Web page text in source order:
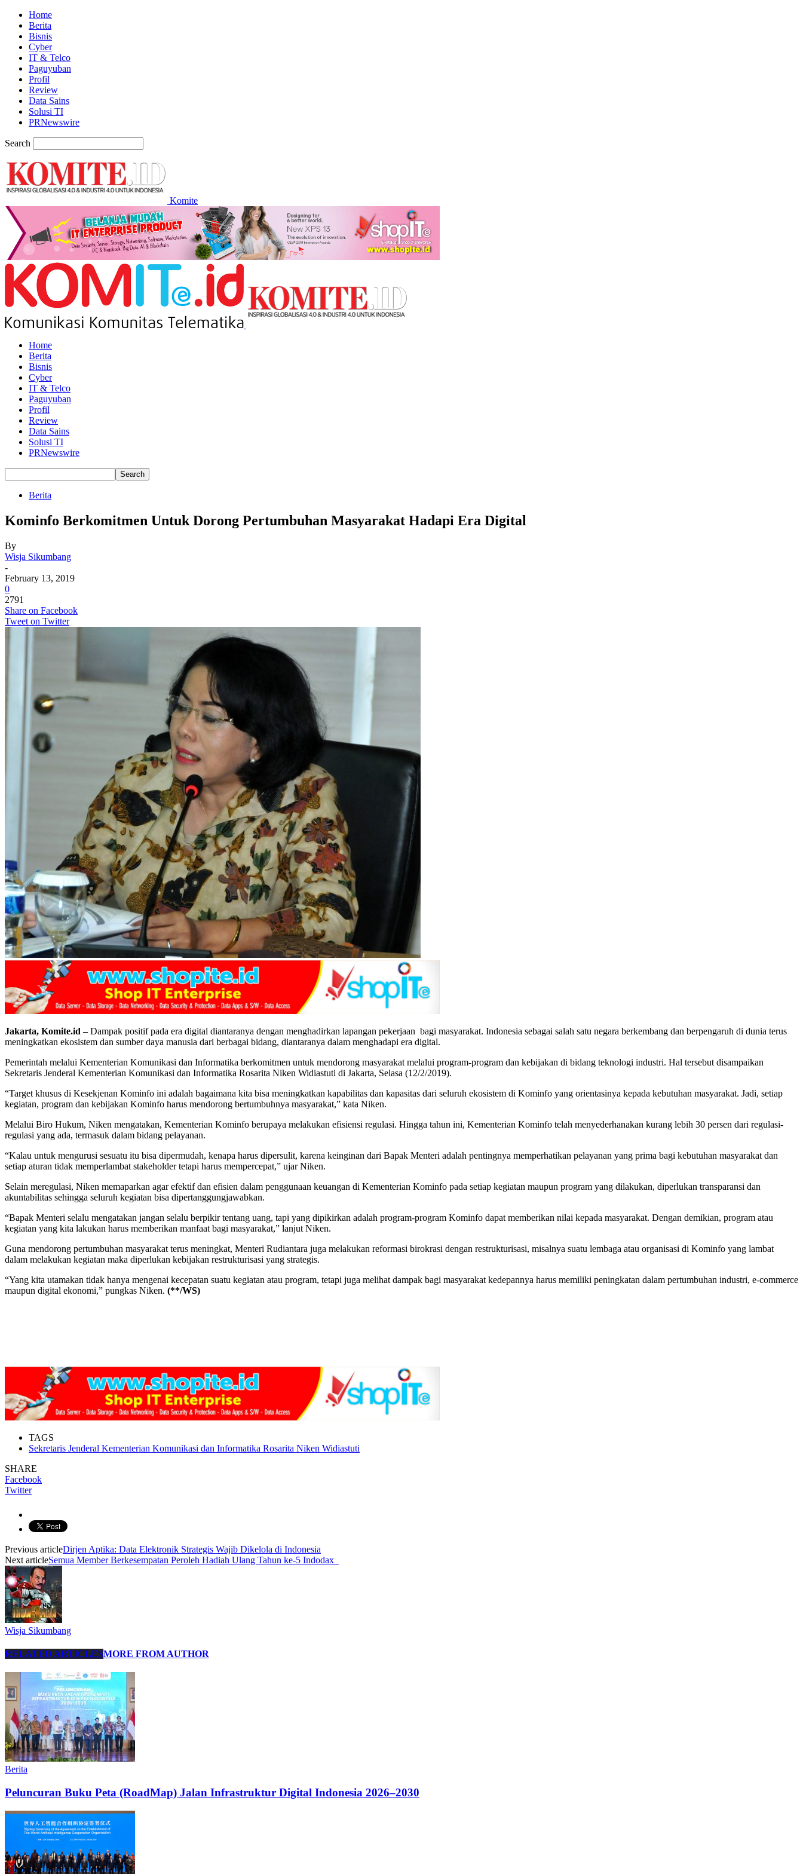
Home
Berita
Bisnis
Cyber
IT & Telco
Paguyuban
Profil
Review
Data Sains
Solusi TI
PRNewswire
Search
Komite
Home
Berita
Bisnis
Cyber
IT & Telco
Paguyuban
Profil
Review
Data Sains
Solusi TI
PRNewswire
Berita
Kominfo Berkomitmen Untuk Dorong Pertumbuhan Masyarakat Hadapi Era Digital
By
Wisja Sikumbang
-
February 13, 2019
0
2791
Share on Facebook
Tweet on Twitter
Jakarta, Komite.id –Dampak positif pada era digital diantaranya dengan menghadirkan lapangan pekerjaan bagi masyarakat. Indonesia sebagai salah satu negara berkembang dan berpengaruh di dunia terus
meningkatkan ekosistem dan sumber daya manusia dari berbagai bidang, diantaranya dalam menghadapi era digital.
Pemerintah melalui Kementerian Komunikasi dan Informatika berkomitmen untuk mendorong masyarakat melalui program-program dan kebijakan di bidang teknologi industri. Hal tersebut disampaikan
Sekretaris Jenderal Kementerian Komunikasi dan Informatika Rosarita Niken Widiastuti di Jakarta, Selasa (12/2/2019).
“Target khusus di Kesekjenan Kominfo ini adalah bagaimana kita bisa meningkatkan kapabilitas dan kapasitas dari seluruh ekosistem di Kominfo yang orientasinya kepada kebutuhan masyarakat. Jadi, setiap
kegiatan, program dan kebijakan Kominfo harus mendorong bertumbuhnya masyarakat,” kata Niken.
Melalui Biro Hukum, Niken mengatakan, Kementerian Kominfo berupaya melakukan efisiensi regulasi. Hingga tahun ini, Kementerian Kominfo telah menyederhanakan kurang lebih 30 persen dari regulasi-
regulasi yang ada, termasuk dalam bidang pelayanan.
“Kalau untuk mengurusi sesuatu itu bisa dipermudah, kenapa harus dipersulit, karena keinginan dari Bapak Menteri adalah pentingnya memperhatikan pelayanan yang prima bagi kebutuhan masyarakat dan
setiap aturan tidak memperlambat stakeholder tetapi harus mempercepat,” ujar Niken.
Selain meregulasi, Niken memaparkan agar efektif dan efisien dalam penggunaan keuangan di Kementerian Kominfo pada setiap kegiatan maupun program yang dilakukan, diperlukan transparansi dan
akuntabilitas sehingga seluruh kegiatan bisa dipertanggungjawabkan.
“Bapak Menteri selalu mengatakan jangan selalu berpikir tentang uang, tapi yang dipikirkan adalah program-program Kominfo dapat memberikan nilai kepada masyarakat. Dengan demikian, program atau
kegiatan yang kita lakukan harus memberikan manfaat bagi masyarakat,” lanjut Niken.
Guna mendorong pertumbuhan masyarakat terus meningkat, Menteri Rudiantara juga melakukan reformasi birokrasi dengan restrukturisasi, misalnya suatu lembaga atau organisasi di Kominfo yang lambat
dalam melakukan kegiatan maka diperlukan kebijakan restrukturisasi yang strategis.
“Yang kita utamakan tidak hanya mengenai kecepatan suatu kegiatan atau program, tetapi juga melihat dampak bagi masyarakat kedepannya harus memiliki peningkatan dalam pertumbuhan industri, e-commerce
maupun digital ekonomi,” pungkas Niken. (**/WS)
TAGS
Sekretaris Jenderal Kementerian Komunikasi dan Informatika Rosarita Niken Widiastuti
SHARE
Facebook
Twitter
Previous articleDirjen Aptika: Data Elektronik Strategis Wajib Dikelola di Indonesia
Next articleSemua Member Berkesempatan Peroleh Hadiah Ulang Tahun ke-5 Indodax
Wisja Sikumbang
RELATED ARTICLESMORE FROM AUTHOR
Berita
Peluncuran Buku Peta (RoadMap) Jalan Infrastruktur Digital Indonesia 2026–2030